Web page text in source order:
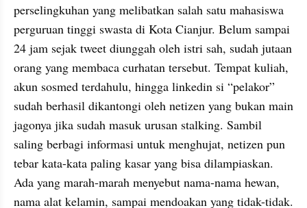
perselingkuhan yang melibatkan salah satu mahasiswa
perguruan tinggi swasta di Kota Cianjur. Belum sampai
24 jam sejak tweet diunggah oleh istri sah, sudah jutaan
orang yang membaca curhatan tersebut. Tempat kuliah,
akun sosmed terdahulu, hingga linkedin si “pelakor”
sudah berhasil dikantongi oleh netizen yang bukan main
jagonya jika sudah masuk urusan stalking. Sambil
saling berbagi informasi untuk menghujat, netizen pun
tebar kata-kata paling kasar yang bisa dilampiaskan.
Ada yang marah-marah menyebut nama-nama hewan,
nama alat kelamin, sampai mendoakan yang tidak-tidak.